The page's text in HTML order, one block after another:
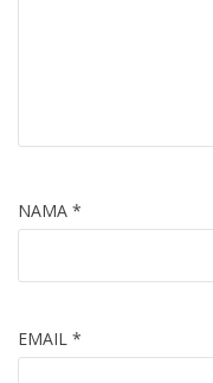
NAMA *
EMAIL *